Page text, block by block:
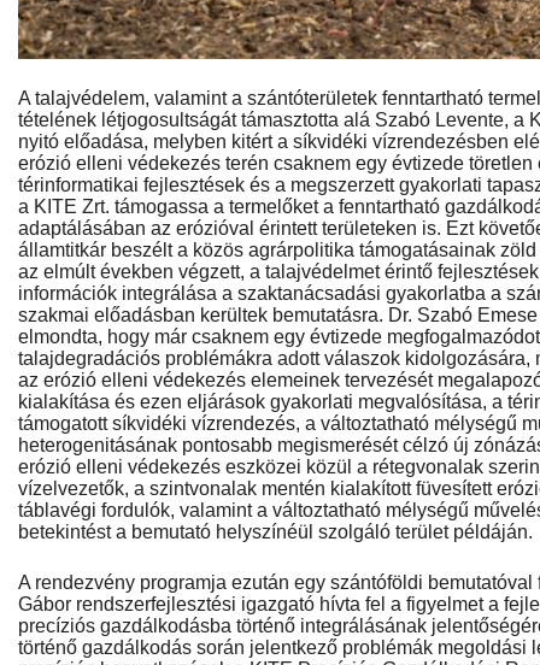
A talajvédelem, valamint a szántóterületek fenntartható
tételének létjogosultságát támasztotta alá Szabó Levente, a
nyitó előadása, melyben kitért a síkvidéki vízrendezésben
erózió elleni védekezés terén csaknem egy évtizede töretlen
térinformatikai fejlesztések és a megszerzett gyakorlati
a KITE Zrt. támogassa a termelőket a fenntartható
adaptálásában az erózióval érintett területeken is. Ezt
államtitkár beszélt a közös agrárpolitika támogatásainak
az elmúlt években végzett, a talajvédelmet érintő
információk integrálása a szaktanácsadási gyakorlatba a
szakmai előadásban kerültek bemutatásra. Dr. Szabó
elmondta, hogy már csaknem egy évtizede
talajdegradációs problémákra adott válaszok kidolgozására,
az erózió elleni védekezés elemeinek tervezését
kialakítása és ezen eljárások gyakorlati megvalósítása, a
támogatott síkvidéki vízrendezés, a változtatható mélységű
heterogenitásának pontosabb megismerését célzó új
erózió elleni védekezés eszközei közül a rétegvonalak
vízelvezetők, a szintvonalak mentén kialakított füvesített
táblavégi fordulók, valamint a változtatható mélységű
betekintést a bemutató helyszínéül szolgáló terület példáján.
A rendezvény programja ezután egy szántóföldi
Gábor rendszerfejlesztési igazgató hívta fel a figyelmet a
precíziós gazdálkodásba történő integrálásának
történő gazdálkodás során jelentkező problémák megoldási